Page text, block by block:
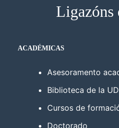
Ligazóns
ACADÉMICAS
Asesoramento
Biblioteca de la
Cursos de
Doctorado